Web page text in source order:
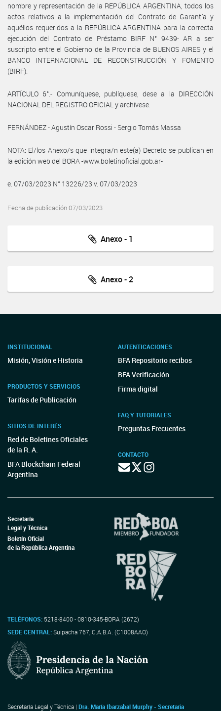
nombre y representación de la REPÚBLICA ARGENTINA, todos los
actos relativos a la implementación del Contrato de Garantía y
aquéllos requeridos a la REPÚBLICA ARGENTINA para la correcta
ejecución del Contrato de Préstamo BIRF N° 9439- AR a ser
suscripto entre el Gobierno de la Provincia de BUENOS AIRES y el
BANCO INTERNACIONAL DE RECONSTRUCCIÓN Y FOMENTO
(BIRF).
ARTÍCULO 6°.- Comuníquese, publíquese, dese a la DIRECCIÓN
NACIONAL DEL REGISTRO OFICIAL y archívese.
FERNÁNDEZ - Agustín Oscar Rossi - Sergio Tomás Massa
NOTA: El/los Anexo/s que integra/n este(a) Decreto se publican en
la edición web del BORA -www.boletinoficial.gob.ar-
e. 07/03/2023 N° 13226/23 v. 07/03/2023
Fecha de publicación 07/03/2023
Anexo - 1
Anexo - 2
INSTITUCIONAL
Misión, Visión e Historia
PRODUCTOS Y SERVICIOS
Tarifas de Publicación
SITIOS DE INTERÉS
Red de Boletines Oficiales
de la R. A.
BFA Blockchain Federal
Argentina
AUTENTICACIONES
BFA Repositorio recibos
BFA Verificación
Firma digital
FAQ Y TUTORIALES
Preguntas Frecuentes
CONTACTO
Secretaría
Legal y Técnica
Boletín Oficial
de la República Argentina
TELÉFONOS: 5218-8400 - 0810-345-BORA (2672)
SEDE CENTRAL:Suipacha 767, C.A.B.A. (C1008AAO)
Secretaría Legal y Técnica | Dra. María Ibarzabal Murphy - Secretaria